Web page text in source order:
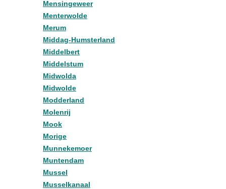
Mensingeweer
Menterwolde
Merum
Middag-Humsterland
Middelbert
Middelstum
Midwolda
Midwolde
Modderland
Molenrij
Mook
Morige
Munnekemoer
Muntendam
Mussel
Musselkanaal